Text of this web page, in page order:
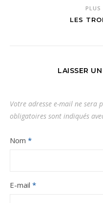
PLUS
LES
LAISSER
Votre adresse e-mail ne sera
obligatoires sont indiqués
Nom *
E-mail *